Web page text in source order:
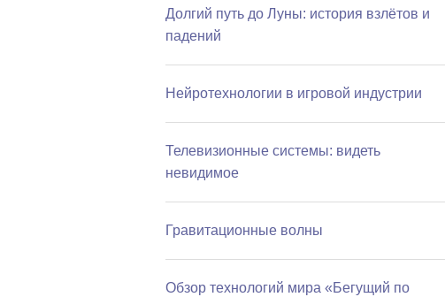
Долгий путь до Луны: история взлётов и
падений
Нейротехнологии в игровой индустрии
Телевизионные системы: видеть
невидимое
Гравитационные волны
Обзор технологий мира «Бегущий по